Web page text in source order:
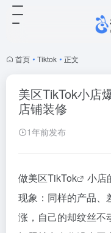
首页 • Tiktok • 正文
美区TikTok小店
店铺装修
1年前发布
做美区TikTok
小店
现象：同样的产品、
涨，自己的却纹丝不